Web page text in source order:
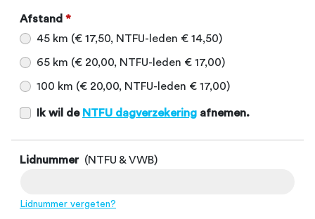
Afstand *
45 km (€ 17,50, NTFU-leden € 14,50)
65 km (€ 20,00, NTFU-leden € 17,00)
100 km (€ 20,00, NTFU-leden € 17,00)
Ik wil de NTFU dagverzekering afnemen.
Lidnummer (NTFU & VWB)
Lidnummer vergeten?